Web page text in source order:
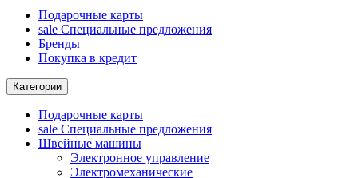
Подарочные карты
sale Специальные предложения
Бренды
Покупка в кредит
Категории
Подарочные карты
sale Специальные предложения
Швейные машины
Электронное управление
Электромеханические